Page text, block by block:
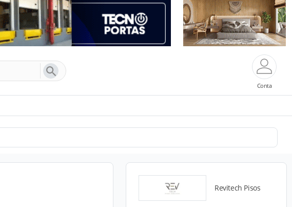
Conta
Revitech Pisos